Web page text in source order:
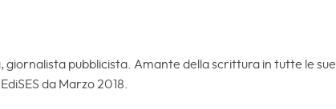
giornalista pubblicista. Amante della scrittura in tutte le sue
da Marzo 2018.